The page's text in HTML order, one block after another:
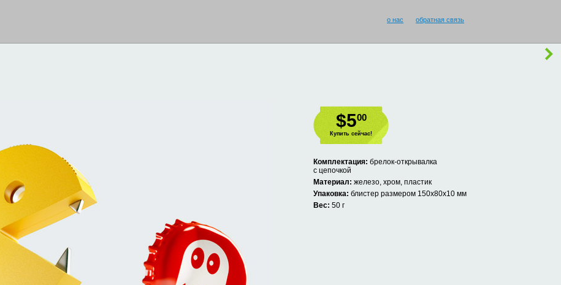
обратная связь
о нас
$500
Купить сейчас!
Комплектация: брелок-открывалка
с цепочкой
Материал: железо, хром, пластик
Упаковка: блистер размером 150х80х10 мм
Вес: 50 г